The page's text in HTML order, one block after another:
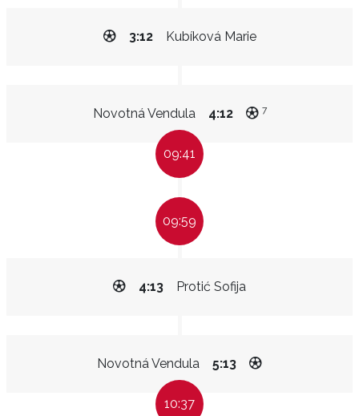
Kubíková Marie
3:12
Novotná Vendula 4:12 7
09:41
09:59
Protić Sofija
4:13
Novotná Vendula 5:13
10:37